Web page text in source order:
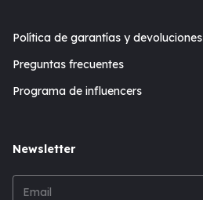
Política de garantías y devoluciones
Preguntas frecuentes
Programa de influencers
Newsletter